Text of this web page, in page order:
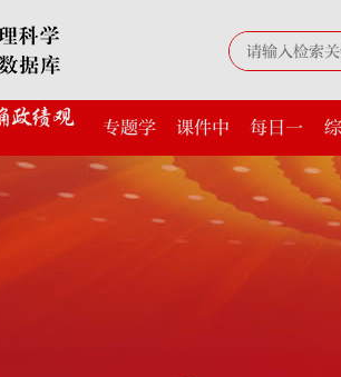
专题学 课件中
心
每日一
课